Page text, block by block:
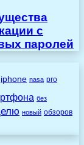
с
паролей
iphone nasa pro
без
новый обзоров